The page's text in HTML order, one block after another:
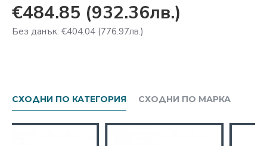
€484.85 (932.36лв.)
Без данък: €404.04 (776.97лв.)
СХОДНИ ПО КАТЕГОРИЯ СХОДНИ ПО МАРКА